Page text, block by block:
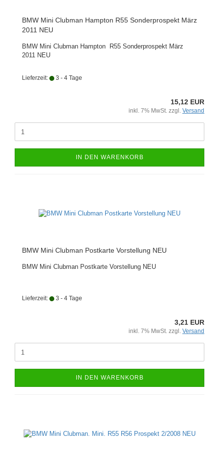
BMW Mini Clubman Hampton R55 Sonderprospekt März
2011 NEU
BMW Mini Clubman Hampton R55 Sonderprospekt März
2011 NEU
Lieferzeit: 3 - 4 Tage
15,12 EUR
inkl. 7% MwSt. zzgl. Versand
IN DEN WARENKORB
BMW Mini Clubman Postkarte Vorstellung NEU
BMW Mini Clubman Postkarte Vorstellung NEU
Lieferzeit: 3 - 4 Tage
3,21 EUR
inkl. 7% MwSt. zzgl. Versand
IN DEN WARENKORB